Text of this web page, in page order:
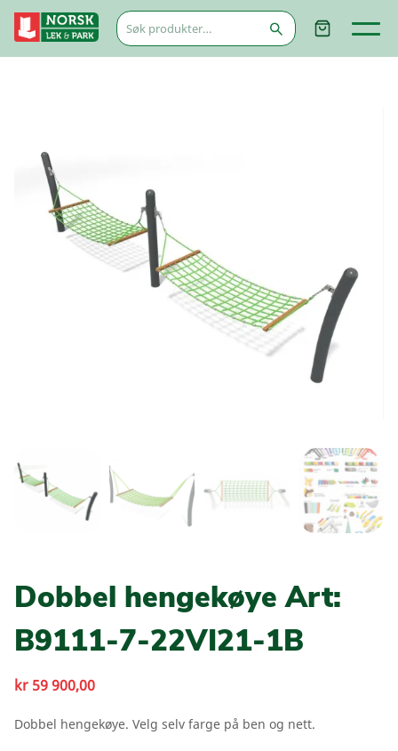
Søk
etter:
Dobbel hengekøye Art:
B9111-7-22VI21-1B
kr 59 900,00
Dobbel hengekøye. Velg selv farge på ben og nett.